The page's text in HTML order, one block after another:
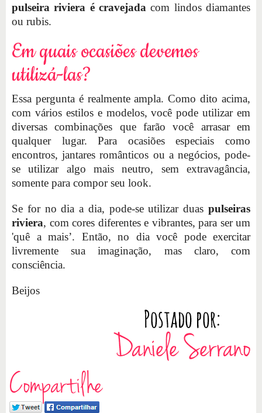
pulseira riviera é cravejada com lindos diamantes
ou rubis.
Em quais ocasiões devemos
utilizá-las?
Essa pergunta é realmente ampla. Como dito acima,
com vários estilos e modelos, você pode utilizar em
diversas combinações que farão você arrasar em
qualquer lugar. Para ocasiões especiais como
encontros, jantares românticos ou a negócios, pode-
se utilizar algo mais neutro, sem extravagância,
somente para compor seu look.
Se for no dia a dia, pode-se utilizar duas pulseiras
riviera, com cores diferentes e vibrantes, para ser um
'quê a mais’. Então, no dia você pode exercitar
livremente sua imaginação, mas claro, com
consciência.
Beijos
Compartilhe